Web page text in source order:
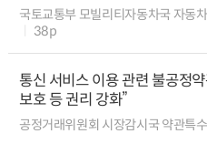
국토교통부 모빌리티자동차국 자동
38p
통신 서비스 이용 관련 불공정
보호 등 권리 강화”
공정거래위원회 시장감시국 약관특